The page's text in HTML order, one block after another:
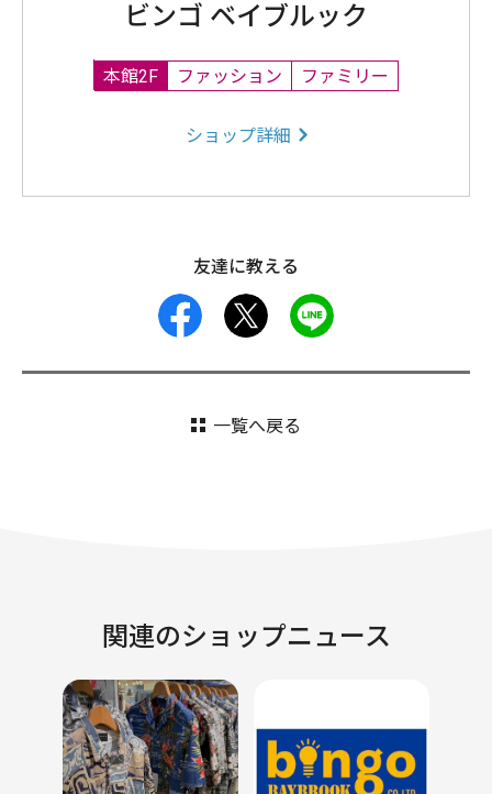
ビンゴ ベイブルック
本館2F ファッション ファミリー
ショップ詳細
友達に教える
facebook
一覧へ戻る
関連のショップニュース